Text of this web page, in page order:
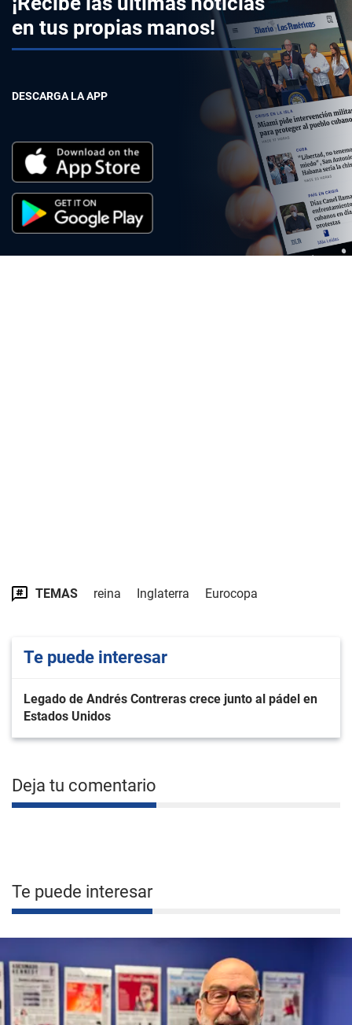
en tus propias manos!
DESCARGA LA APP
TEMAS reina Inglaterra Eurocopa
Te puede interesar
Legado de Andrés Contreras crece junto al pádel en
Estados Unidos
Deja tu comentario
Te puede interesar